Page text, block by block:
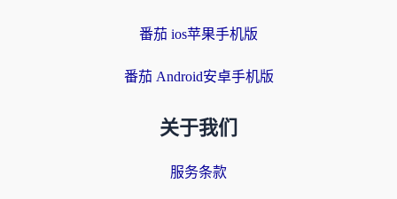
番茄 ios苹果手机版
番茄 Android安卓手机版
关于我们
服务条款